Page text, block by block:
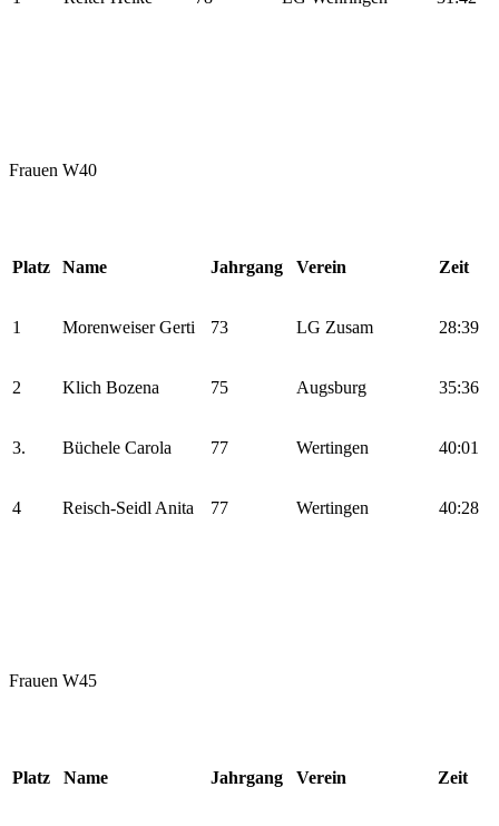
Frauen W40
Platz Name Jahrgang Verein Zeit
1 Morenweiser Gerti 73 LG Zusam 28:39
2 Klich Bozena 75 Augsburg 35:36
3. Büchele Carola 77 Wertingen 40:01
4 Reisch-Seidl Anita 77 Wertingen 40:28
Frauen W45
Platz Name Jahrgang Verein Zeit